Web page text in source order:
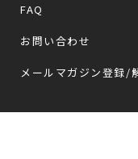
FAQ
お問い合わせ
メールマガジン登録/